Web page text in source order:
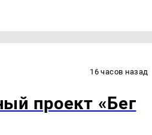
16 часов назад
проект «Бег